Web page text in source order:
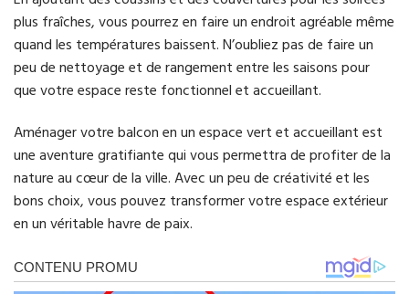
plus fraîches, vous pourrez en faire un endroit agréable même
quand les températures baissent. N’oubliez pas de faire un
peu de nettoyage et de rangement entre les saisons pour
que votre espace reste fonctionnel et accueillant.
Aménager votre balcon en un espace vert et accueillant est
une aventure gratifiante qui vous permettra de profiter de la
nature au cœur de la ville. Avec un peu de créativité et les
bons choix, vous pouvez transformer votre espace extérieur
en un véritable havre de paix.